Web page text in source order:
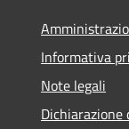
Informativa
Note legali
Dichiarazione